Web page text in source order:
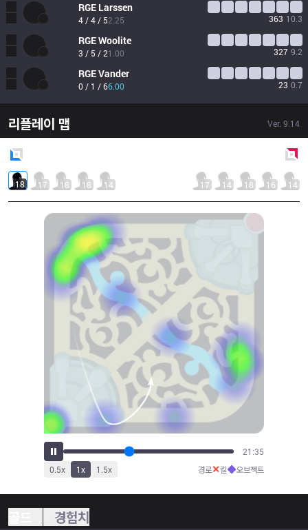
RGE Larssen
4 / 4 / 52.25 363 10.3
RGEWoolite
3 / 5 / 21.00 327 9.2
RGEVander
0 / 1 / 66.00 23 0.7
리플레이 맵 Ver. 9.14
18 17 18 18 14 17 14 18 16 14
23:45
0.5x 1x 1.5x 경로✕킬◆오브젝트
경험치